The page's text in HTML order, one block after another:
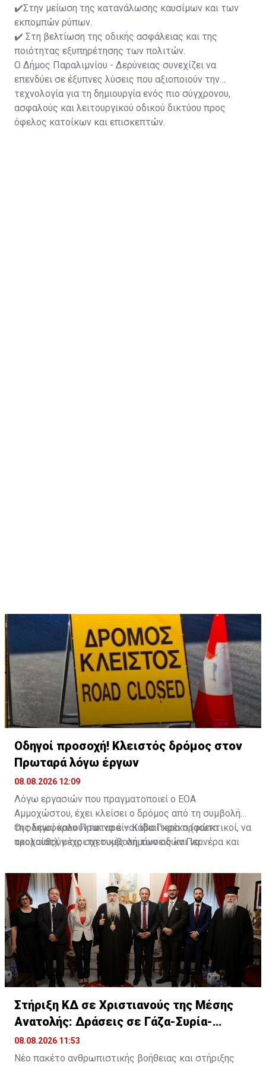
✔️Στην μείωση της κατανάλωσης καυσίμων και των
εκπομπών ρύπων.
✔️ Στη βελτίωση της οδικής ασφάλειας και της
ποιότητας εξυπηρέτησης των πολιτών.
Ο Δήμος Παραλιμνίου - Δερύνειας συνεχίζει να
επενδύει σε έξυπνες λύσεις που αξιοποιούν την
τεχνολογία για τη δημιουργία ενός πιο σύγχρονου,
ασφαλούς και λειτουργικού οδικού δικτύου προς
όφελος κατοίκων και επισκεπτών.
Οδηγοί προσοχή! Κλειστός δρόμος στον
Πρωταρά λόγω έργων
08.08.2026 12:09
Λόγω εργασιών που πραγματοποιεί ο ΕΟΑ
Αμμοχώστου, έχει κλείσει ο δρόμος από τη συμβολή
της λεωφόρου Πρωταρά – Κάβο Γκρέκο (φώτα
τροχαίας), μέχρι τη συμβολή των οδών Περνέρα και
Οι οδηγοί καλούνται να είναι ιδιαίτερα προσεκτικοί, να
ακολουθούν τις σχετικές σημάνσεις και να
Στήριξη ΚΔ σε Χριστιανούς της Μέσης
Ανατολής: Δράσεις σε Γάζα-Συρία-
Ιορδανία
08.08.2026 11:53
Νέο πακέτο ανθρωπιστικής βοήθειας και στήριξης